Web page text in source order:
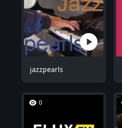
jazzpearls
0